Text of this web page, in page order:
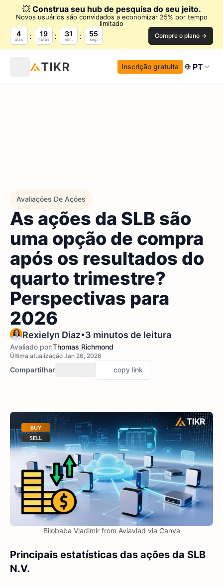
💥 Construa seu hub de pesquisa do seu jeito.
Novos usuários são convidados a economizar 25% por tempo
limitado
4
dias
19
horas
31
min.
54
seg. Compre o plano →
Inscrição gratuita PT
Avaliações De Ações
As ações da SLB são
uma opção de compra
após os resultados do
quarto trimestre?
Perspectivas para
2026
Rexielyn Diaz•3 minutos de leitura
Avaliado por:Thomas Richmond
Última atualização Jan 26, 2026
Compartilhar copy link
Bilobaba Vladimir from Aviavlad via Canva
Principais estatísticas das ações da SLB
N.V.